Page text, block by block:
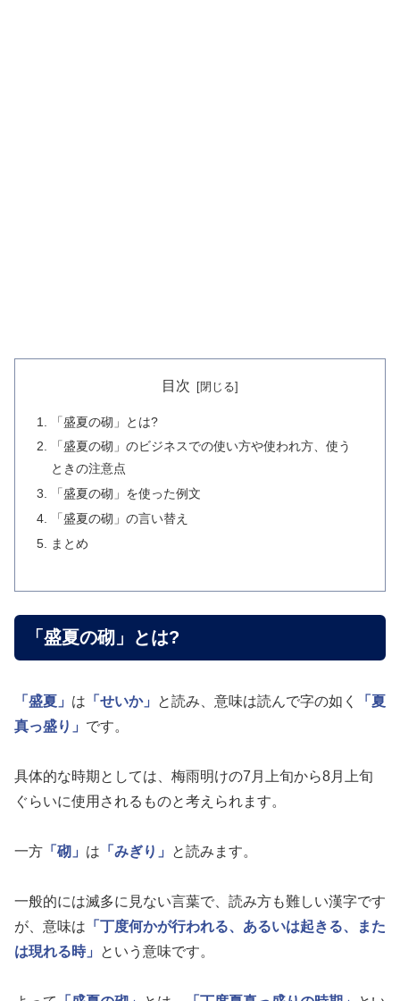
目次
「盛夏の砌」とは?
「盛夏の砌」のビジネスでの使い方や使われ方、使う
ときの注意点
「盛夏の砌」を使った例文
「盛夏の砌」の言い替え
まとめ
「盛夏の砌」とは?
「盛夏」 は 「せいか」 と読み、意味は読んで字の如く
「夏
真っ盛り」 です。
具体的な時期としては、梅雨明けの7月上旬から8月上旬
ぐらいに使用されるものと考えられます。
一方 「砌」 は 「みぎり」 と読みます。
一般的には滅多に見ない言葉で、読み方も難しい漢字です
が、意味は 「丁度何かが行われる、あるいは起きる、また
は現れる時」
という意味です。